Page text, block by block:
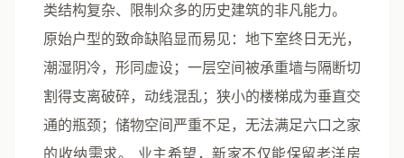
类结构复杂、限制众多的历史建筑的非凡能力。
原始户型的致命缺陷显而易见： 地下室终日无光，
潮湿阴冷，形同虚设；一层空间被承重墙与隔断切
割得支离破碎，动线混乱；狭小的楼梯成为垂直交
通的瓶颈；储物空间严重不足，无法满足六口之家
的收纳需求。
业主希望，新家不仅能保留老洋房